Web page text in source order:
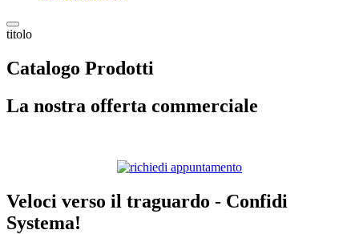
titolo
Catalogo Prodotti
La nostra offerta commerciale
Veloci verso il traguardo - Confidi
Systema!